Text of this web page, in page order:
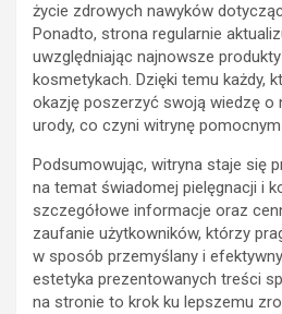
życie zdrowych nawyków
Ponadto, strona regularnie
uwzględniając najnowsze
kosmetykach. Dzięki temu każdy,
okazję poszerzyć swoją wiedzę o
urody, co czyni witrynę
Podsumowując, witryna staje się
na temat świadomej pielęgnacji i
szczegółowe informacje oraz
zaufanie użytkowników, którzy
w sposób przemyślany i
estetyka prezentowanych treści
na stronie to krok ku lepszemu